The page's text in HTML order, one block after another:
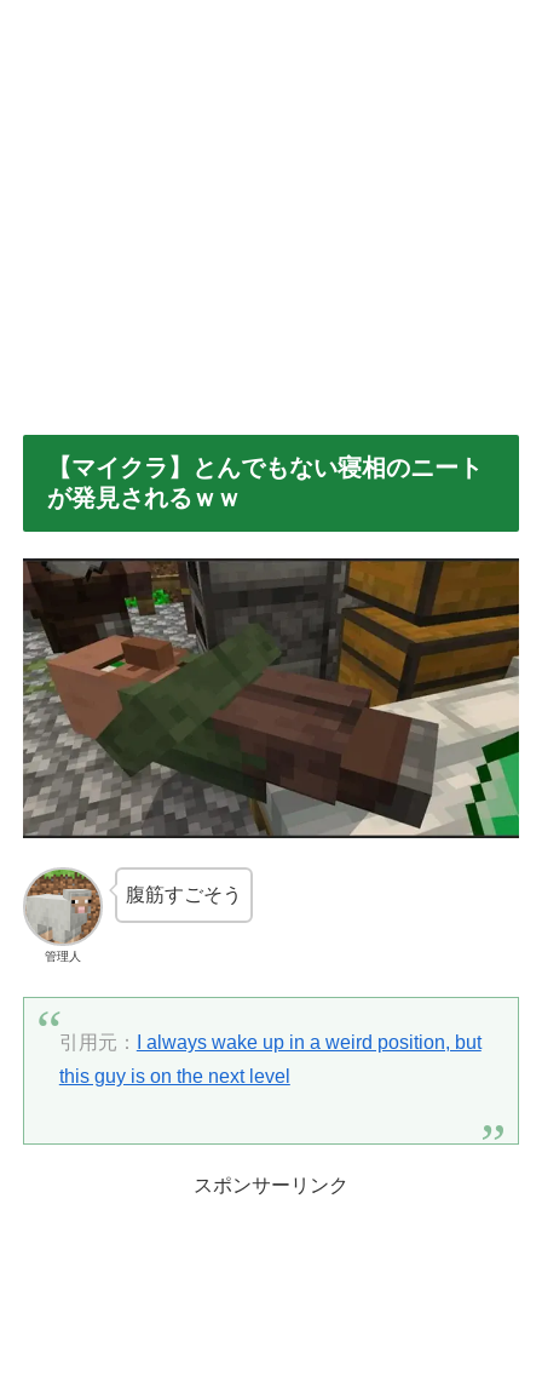
【マイクラ】とんでもない寝相のニート
が発見されるｗｗ
管理人
腹筋すごそう
引用元：
I always wake up in a weird position, but
this guy is on the next level
スポンサーリンク